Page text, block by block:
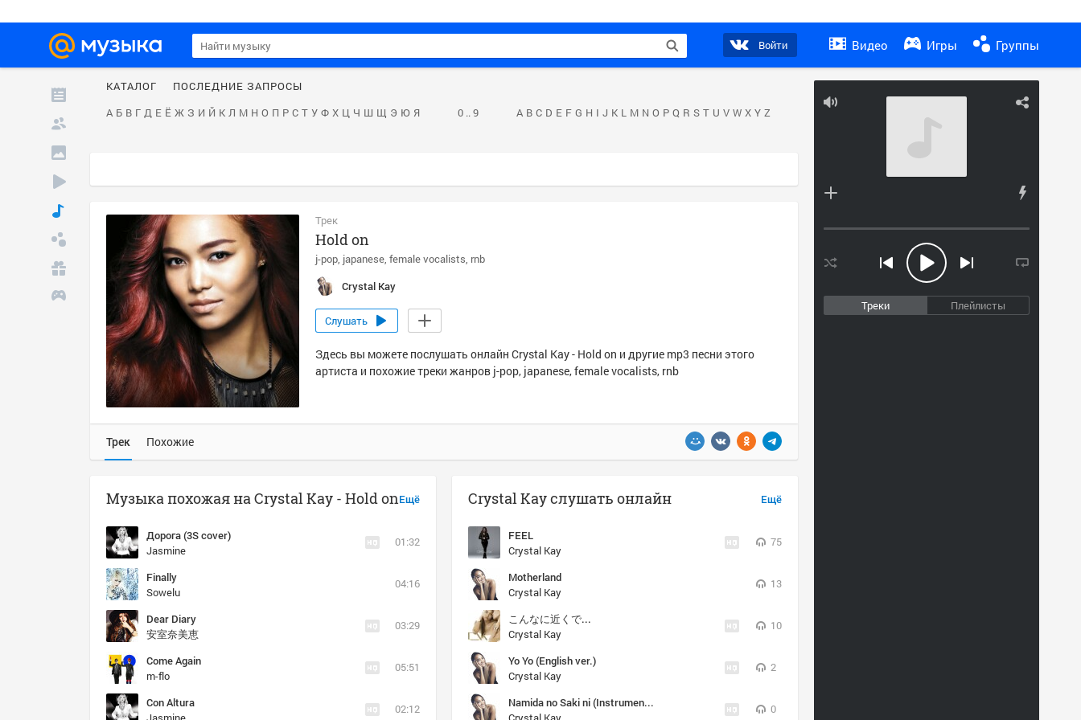
Войти Видео Игры Группы
Треки Плейлисты
КАТАЛОГ
ПОСЛЕДНИЕ ЗАПРОСЫ
А Б В Г Д Е Ё Ж З И Й К Л М Н О П Р С Т У Ф Х Ц Ч Ш Щ Э Ю Я 0 .. 9 A B C D E F G H I J K L M N O P Q R S T U V W X Y Z
Трек
Hold on
j-pop japanese female vocalists rnb
Crystal Kay
Слушать
Здесь вы можете послушать онлайн Crystal Kay - Hold on и другие mp3 песни этого
артиста и похожие треки жанров j-pop, japanese, female vocalists, rnb
Трек Похожие
Ещё
Музыка похожая на Crystal Kay - Hold on
Дорога (3S cover)
Jasmine
01:32
Finally
Sowelu
04:16
Dear Diary
安室奈美恵
03:29
Come Again
m-flo
05:51
Con Altura
02:12
Ещё
Crystal Kay слушать онлайн
FEEL
Crystal Kay
75
Motherland
Crystal Kay
13
こんなに近くで...
Crystal Kay
10
Yo Yo (English ver.)
Crystal Kay
2
Namida no Saki ni (Instrumental)
0